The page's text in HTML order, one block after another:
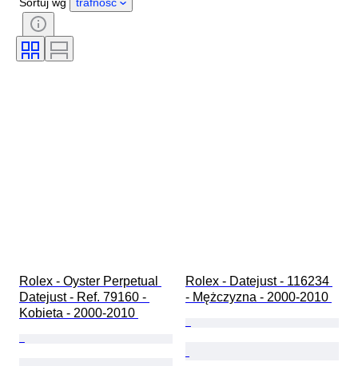
Okres
Mechanizm zegarka
Materiał paska do zegarka
Sortuj wg trafność
Rolex - Oyster Perpetual
Datejust - Ref. 79160 -
Kobieta - 2000-2010
Rolex - Datejust - 116234
- Mężczyzna - 2000-2010